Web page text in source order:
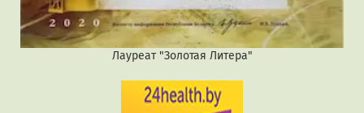
Лауреат "Золотая Литера"